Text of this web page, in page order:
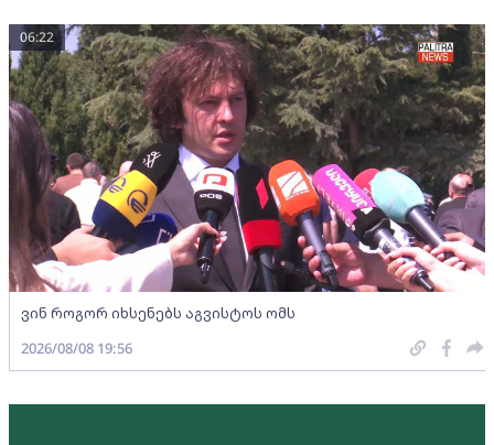
ვინ როგორ იხსენებს აგვისტოს ომს
06:22
2026/08/08 19:56